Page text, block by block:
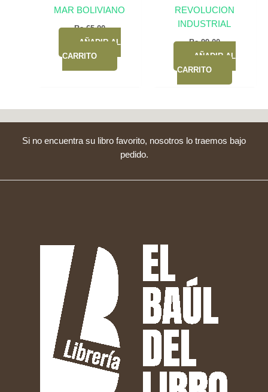
MAR BOLIVIANO
Bs.65,00
AÑADIR AL
CARRITO
REVOLUCION
INDUSTRIAL
Bs.99,00
AÑADIR AL
CARRITO
Si no encuentra su libro favorito, nosotros lo traemos bajo
pedido.